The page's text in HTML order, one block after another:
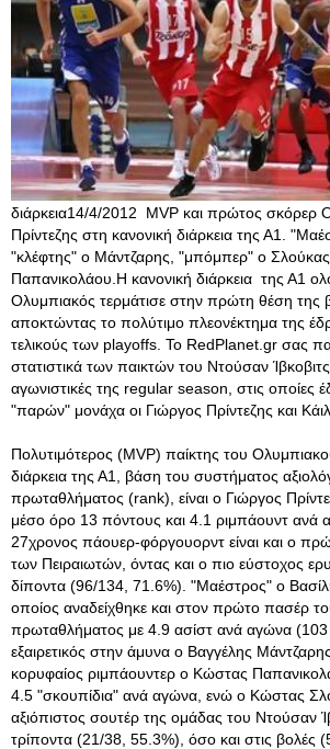
διάρκεια14/4/2012 MVP και πρώτος σκόρερ
Πρίντεζης στη κανονική διάρκεια της Α1.
"κλέφτης" ο Μάντζαρης, "μπόμπερ" ο Σλούκας
Παπανικολάου.Η κανονική διάρκεια της Α1
Ολυμπιακός τερμάτισε στην πρώτη θέση της
αποκτώντας το πολύτιμο πλεονέκτημα της
τελικούς των playoffs. Το RedPlanet.gr σας
στατιστικά των παικτών του Ντούσαν Ίβκοβιτς
αγωνιστικές της regular season, στις οποίες
"παρών" μονάχα οι Γιώργος Πρίντεζης και Κάιλ
Πολυτιμότερος (MVP) παίκτης του
διάρκεια της Α1, βάση του συστήματος
πρωταθλήματος (rank), είναι ο Γιώργος
μέσο όρο 13 πόντους και 4.1 ριμπάουντ
27χρονος πάουερ-φόργουορντ είναι και ο
των Πειραιωτών, όντας και ο πιο εύστοχος
δίποντα (96/134, 71.6%) . "Μαέστρος" ο
οποίος αναδείχθηκε και στον πρώτο πασέρ
πρωταθλήματος με 4.9 ασίστ ανά αγώνα (103
εξαιρετικός στην άμυνα ο Βαγγέλης
κορυφαίος ριμπάουντερ ο Κώστας
4.5 "σκουπίδια" ανά αγώνα, ενώ ο Κώστας
αξιόπιστος σουτέρ της ομάδας του Ντούσαν
τρίποντα (21/38, 55.3%), όσο και στις βολές